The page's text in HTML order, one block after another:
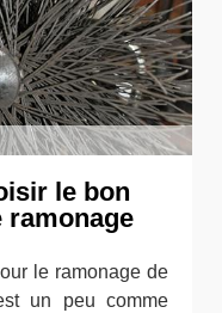
le bon
ramonage
le ramonage de
un peu comme